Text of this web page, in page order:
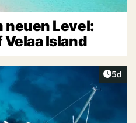
neuen Level:
Island
5d